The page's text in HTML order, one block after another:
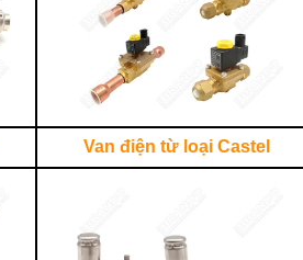
Van điện từ loại Castel